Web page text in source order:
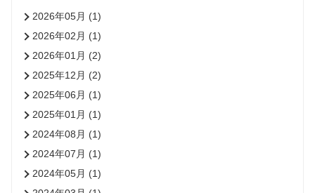
2026年05月 (1)
2026年02月 (1)
2026年01月 (2)
2025年12月 (2)
2025年06月 (1)
2025年01月 (1)
2024年08月 (1)
2024年07月 (1)
2024年05月 (1)